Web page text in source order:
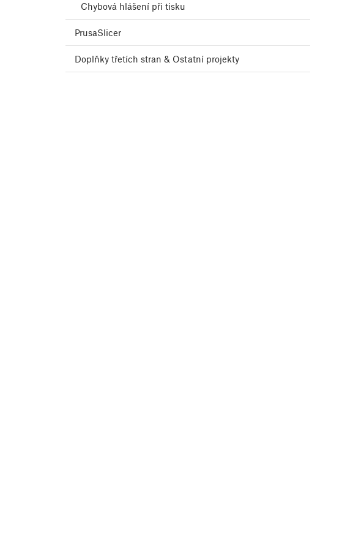
Chybová hlášení při tisku
PrusaSlicer
Doplňky třetích stran & Ostatní projekty